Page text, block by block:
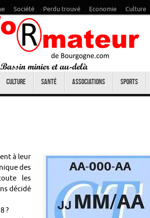
Société Perdu trouvé Economie Culture
Culture Santé Associations Sports
à leur
des
les
décidé
?